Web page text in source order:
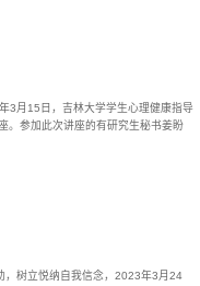
3月15日，吉林大学学生心理健康指导
。参加此次讲座的有研究生秘书姜盼
，树立悦纳自我信念，2023年3月24